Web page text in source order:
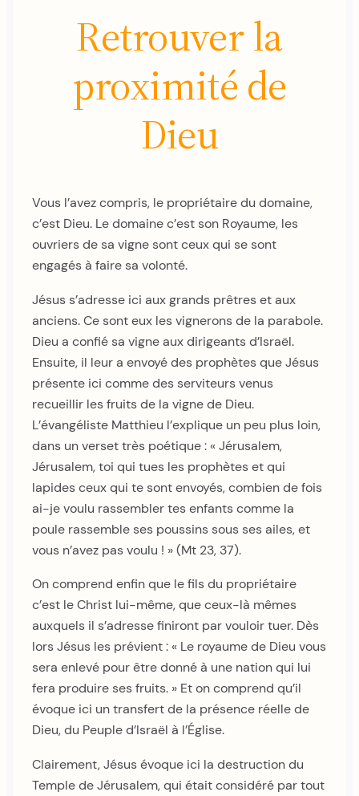
Retrouver la
proximité de
Dieu
Vous l’avez compris, le propriétaire du domaine,
c’est Dieu. Le domaine c’est son Royaume, les
ouvriers de sa vigne sont ceux qui se sont
engagés à faire sa volonté.
Jésus s’adresse ici aux grands prêtres et aux
anciens. Ce sont eux les vignerons de la parabole.
Dieu a confié sa vigne aux dirigeants d’Israël.
Ensuite, il leur a envoyé des prophètes que Jésus
présente ici comme des serviteurs venus
recueillir les fruits de la vigne de Dieu.
L’évangéliste Matthieu l’explique un peu plus loin,
dans un verset très poétique : « Jérusalem,
Jérusalem, toi qui tues les prophètes et qui
lapides ceux qui te sont envoyés, combien de fois
ai-je voulu rassembler tes enfants comme la
poule rassemble ses poussins sous ses ailes, et
vous n’avez pas voulu ! » (Mt 23, 37).
On comprend enfin que le fils du propriétaire
c’est le Christ lui-même, que ceux-là mêmes
auxquels il s’adresse finiront par vouloir tuer. Dès
lors Jésus les prévient : « Le royaume de Dieu vous
sera enlevé pour être donné à une nation qui lui
fera produire ses fruits. » Et on comprend qu’il
évoque ici un transfert de la présence réelle de
Dieu, du Peuple d’Israël à l’Église.
Clairement, Jésus évoque ici la destruction du
Temple de Jérusalem, qui était considéré par tout